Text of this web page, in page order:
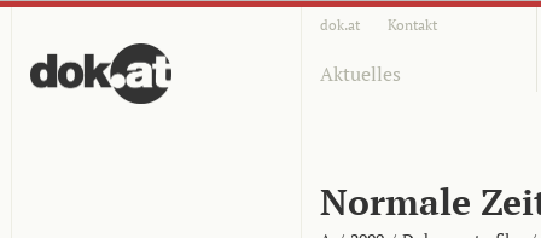
dok.at Kontakt
Aktuelles
Normale